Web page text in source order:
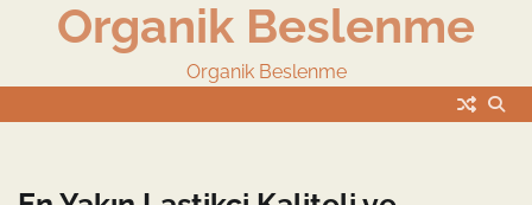
Organik Beslenme
Organik Beslenme